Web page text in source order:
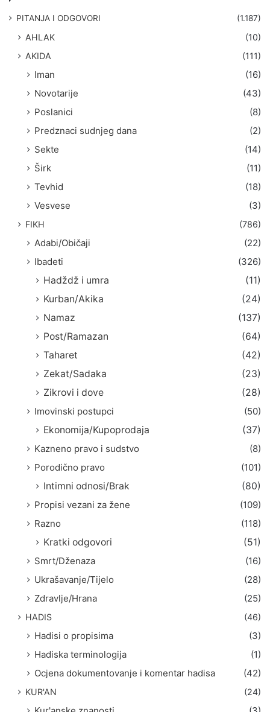
PITANJA I ODGOVORI (1.187)
AHLAK
(10)
AKIDA
(111)
Iman
(16)
Novotarije
(43)
Poslanici
(8)
Predznaci sudnjeg dana
(2)
Sekte
(14)
Širk
(11)
Tevhid
(18)
Vesvese
(3)
FIKH (786)
Adabi/Običaji
(22)
Ibadeti
(326)
Hadždž i umra
(11)
Kurban/Akika
(24)
Namaz
(137)
Post/Ramazan
(64)
Taharet
(42)
Zekat/Sadaka
(23)
Zikrovi i dove
(28)
Imovinski postupci
(50)
Ekonomija/Kupoprodaja
(37)
Kazneno pravo i sudstvo
(8)
Porodično pravo
(101)
Intimni odnosi/Brak
(80)
Propisi vezani za žene
(109)
Razno
(118)
Kratki odgovori
(51)
Smrt/Dženaza
(16)
Ukrašavanje/Tijelo
(28)
Zdravlje/Hrana
(25)
HADIS (46)
Hadisi o propisima
(3)
Hadiska terminologija
(1)
Ocjena dokumentovanje i komentar hadisa
(42)
KUR'AN (24)